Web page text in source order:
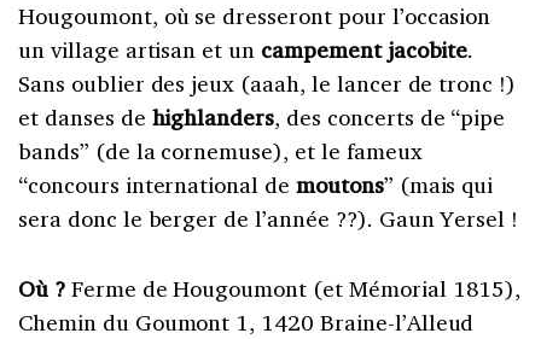
Hougoumont, où se dresseront pour l’occasion
un village artisan et un campement jacobite.
Sans oublier des jeux (aaah, le lancer de tronc !)
et danses de highlanders, des concerts de “pipe
bands” (de la cornemuse), et le fameux
“concours international de moutons” (mais qui
sera donc le berger de l’année ??). Gaun Yersel !
Où ?Ferme de Hougoumont (et Mémorial 1815),
Chemin du Goumont 1, 1420 Braine-l’Alleud